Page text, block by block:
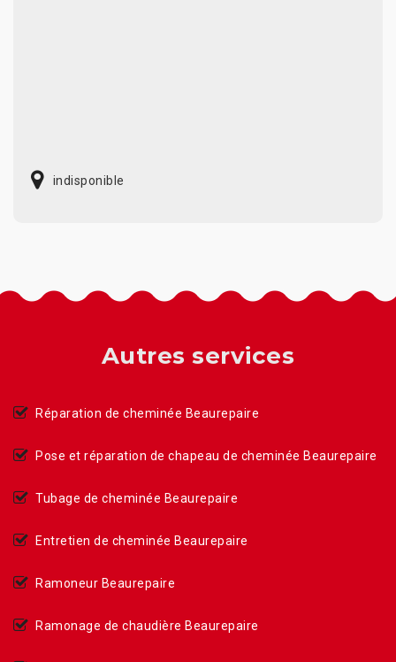
indisponible
Autres services
Réparation de cheminée Beaurepaire
Pose et réparation de chapeau de cheminée Beaurepaire
Tubage de cheminée Beaurepaire
Entretien de cheminée Beaurepaire
Ramoneur Beaurepaire
Ramonage de chaudière Beaurepaire